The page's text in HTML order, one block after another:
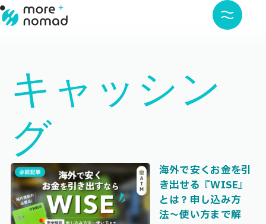
キャッシン
グ
海外で安くお金を引
き出せる『WISE』
とは？申し込み方
法〜使い方まで解